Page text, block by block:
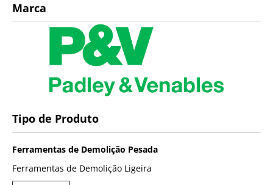
Marca
Tipo de Produto
Ferramentas de Demolição Pesada
Ferramentas de Demolição Ligeira